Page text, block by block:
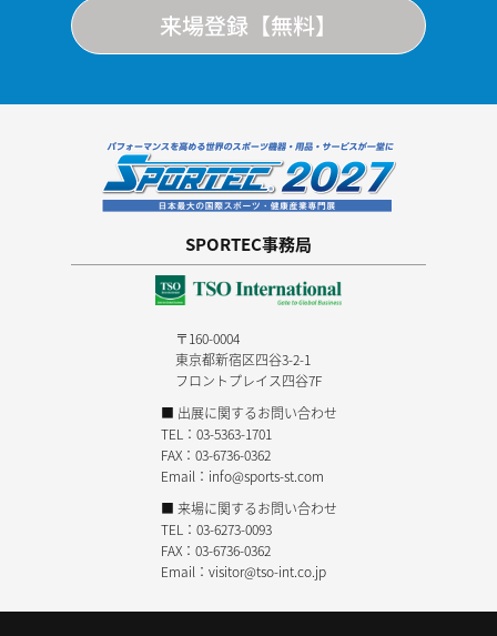
来場登録【無料】
SPORTEC事務局
〒160-0004
東京都新宿区四谷3-2-1
フロントプレイス四谷7F
■ 出展に関するお問い合わせ
TEL： 03-5363-1701
FAX：03-6736-0362
Email： info@sports-st.com
■ 来場に関するお問い合わせ
TEL： 03-6273-0093
FAX：03-6736-0362
Email： visitor@tso-int.co.jp